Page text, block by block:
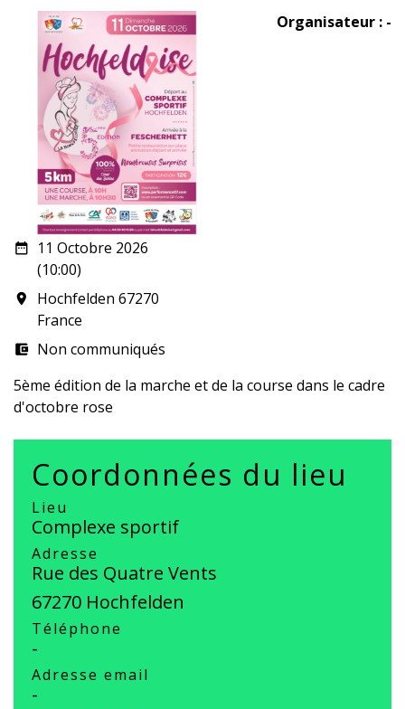
date_range
11 Octobre 2026
(10:00)
room
Hochfelden 67270
France
account_balance_wallet Non communiqués
Organisateur : -
5ème édition de la marche et de la course dans le cadre
d'octobre rose
Coordonnées du lieu
Lieu
Complexe sportif
Adresse
Rue des Quatre Vents
67270 Hochfelden
Téléphone
-
Adresse email
-